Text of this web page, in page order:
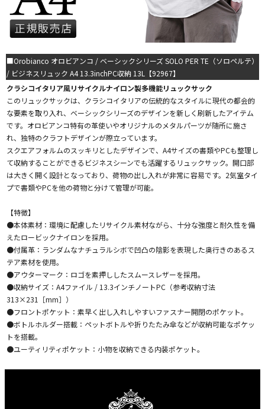
■Orobianco オロビアンコ / ベーシックシリーズ SOLO PER TE（ソロペルテ）
/ ビジネスリュック A4 13.3inchPC収納 13L【92967】
クラシコイタリア風リサイクルナイロン製多機能リュックサック
このリュックサックは、クラシコイタリアの伝統的なスタイルに現代の都会的
な要素を取り入れ、ベーシックシリーズのデザインを新しく刷新したアイテム
です。オロビアンコ特有の革使いやオリジナルのメタルパーツが随所に施さ
れ、独特のクラフトデザインが際立っています。
スクエアフォルムのスッキリとしたデザインで、A4サイズの書類やPCも整理し
て収納することができるビジネスシーンでも活躍するリュックサック。開口部
は大きく開く設計となっており、荷物の出し入れが非常に容易です。2気室タイ
プで書類やPCを他の荷物と分けて管理が可能。
【特徴】
●本体素材：環境に配慮したリサイクル素材ながら、十分な強度と耐久性を備
えたロービックナイロンを採用。
●付属革：ランダムなナチュラルシボで凹凸の陰影を表現した奥行きのあるス
テア素材を使用。
●アウターマーク：ロゴを素押ししたスムースレザーを採用。
●収納サイズ：A4ファイル / 13.3インチノートPC（参考収納寸法
313×231［mm］）
●フロントポケット：素早く出し入れしやすいファスナー開閉のポケット。
●ボトルホルダー搭載：ペットボトルや折りたたみ傘などが収納可能なポケッ
トを搭載。
●ユーティリティポケット：小物を収納できる内装ポケット。